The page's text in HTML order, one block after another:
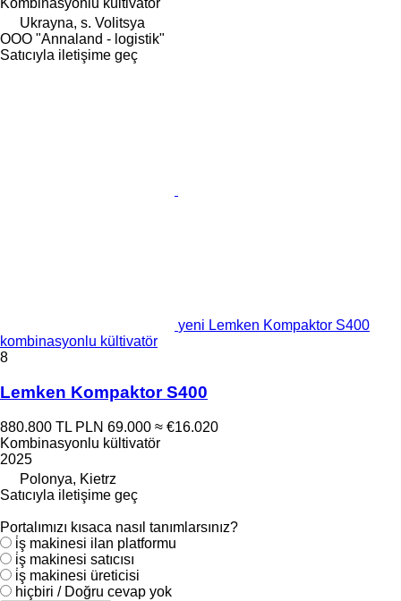
Kombinasyonlu kültivatör
Ukrayna, s. Volitsya
OOO "Annaland - logistik"
Satıcıyla iletişime geç
yeni Lemken Kompaktor S400
kombinasyonlu kültivatör
8
Lemken Kompaktor S400
880.800 TL PLN 69.000 ≈ €16.020
Kombinasyonlu kültivatör
2025
Polonya, Kietrz
Satıcıyla iletişime geç
Portalımızı kısaca nasıl tanımlarsınız?
i̇ş makinesi ilan platformu
i̇ş makinesi satıcısı
i̇ş makinesi üreticisi
hiçbiri / Doğru cevap yok